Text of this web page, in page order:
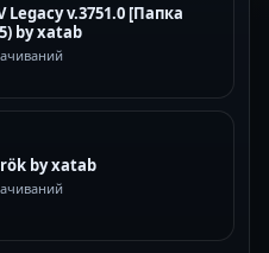
v.3751.0 [Папка
by xatab
by xatab